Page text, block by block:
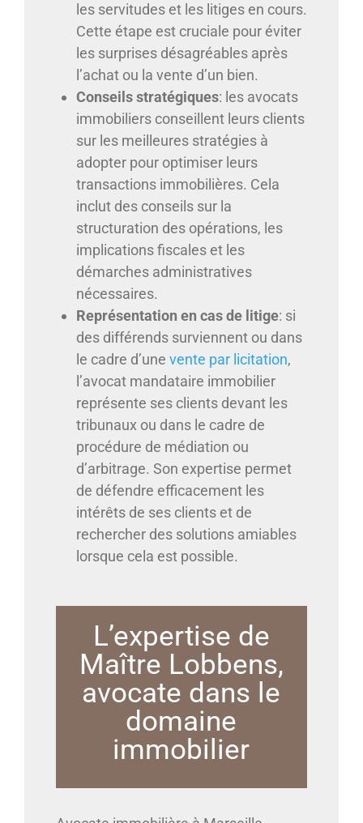
les servitudes et les litiges en cours.
Cette étape est cruciale pour éviter
les surprises désagréables après
l’achat ou la vente d’un bien.
Conseils stratégiques: les avocats
immobiliers conseillent leurs clients
sur les meilleures stratégies à
adopter pour optimiser leurs
transactions immobilières. Cela
inclut des conseils sur la
structuration des opérations, les
implications fiscales et les
démarches administratives
nécessaires.
Représentation en cas de litige: si
des différends surviennent ou dans
le cadre d’une vente par licitation,
l’avocat mandataire immobilier
représente ses clients devant les
tribunaux ou dans le cadre de
procédure de médiation ou
d’arbitrage. Son expertise permet
de défendre efficacement les
intérêts de ses clients et de
rechercher des solutions amiables
lorsque cela est possible.
L’expertise de
Maître Lobbens,
avocate dans le
domaine
immobilier